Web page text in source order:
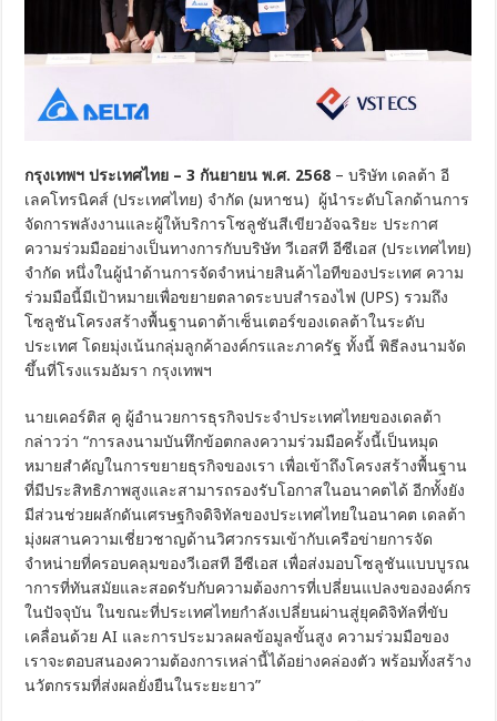
กรุงเทพฯ ประเทศไทย –3 กันยายน พ.ศ. 2568 – บริษัท เดลต้า อี
เลคโทรนิคส์ (ประเทศไทย) จำกัด (มหาชน) ผู้นำระดับโลกด้านการ
จัดการพลังงานและผู้ให้บริการโซลูชันสีเขียวอัจฉริยะ ประกาศ
ความร่วมมืออย่างเป็นทางการกับบริษัท วีเอสที อีซีเอส (ประเทศไทย)
จำกัด หนึ่งในผู้นำด้านการจัดจำหน่ายสินค้าไอทีของประเทศ ความ
ร่วมมือนี้มีเป้าหมายเพื่อขยายตลาดระบบสำรองไฟ (UPS) รวมถึง
โซลูชันโครงสร้างพื้นฐานดาต้าเซ็นเตอร์ของเดลต้าในระดับ
ประเทศ โดยมุ่งเน้นกลุ่มลูกค้าองค์กรและภาครัฐ ทั้งนี้ พิธีลงนามจัด
ขึ้นที่โรงแรมอัมรา กรุงเทพฯ
นายเคอร์ติส คู ผู้อำนวยการธุรกิจประจำประเทศไทยของเดลต้า
กล่าวว่า “การลงนามบันทึกข้อตกลงความร่วมมือครั้งนี้เป็นหมุด
หมายสำคัญในการขยายธุรกิจของเรา เพื่อเข้าถึงโครงสร้างพื้นฐาน
ที่มีประสิทธิภาพสูงและสามารถรองรับโอกาสในอนาคตได้ อีกทั้งยัง
มีส่วนช่วยผลักดันเศรษฐกิจดิจิทัลของประเทศไทยในอนาคต เดลต้า
มุ่งผสานความเชี่ยวชาญด้านวิศวกรรมเข้ากับเครือข่ายการจัด
จำหน่ายที่ครอบคลุมของวีเอสที อีซีเอส เพื่อส่งมอบโซลูชันแบบบูรณ
าการที่ทันสมัยและสอดรับกับความต้องการที่เปลี่ยนแปลงขององค์กร
ในปัจจุบัน ในขณะที่ประเทศไทยกำลังเปลี่ยนผ่านสู่ยุคดิจิทัลที่ขับ
เคลื่อนด้วย AI และการประมวลผลข้อมูลขั้นสูง ความร่วมมือของ
เราจะตอบสนองความต้องการเหล่านี้ได้อย่างคล่องตัว พร้อมทั้งสร้าง
นวัตกรรมที่ส่งผลยั่งยืนในระยะยาว”